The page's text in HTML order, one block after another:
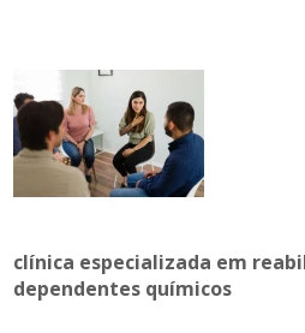
clínica especializada em
dependentes químicos